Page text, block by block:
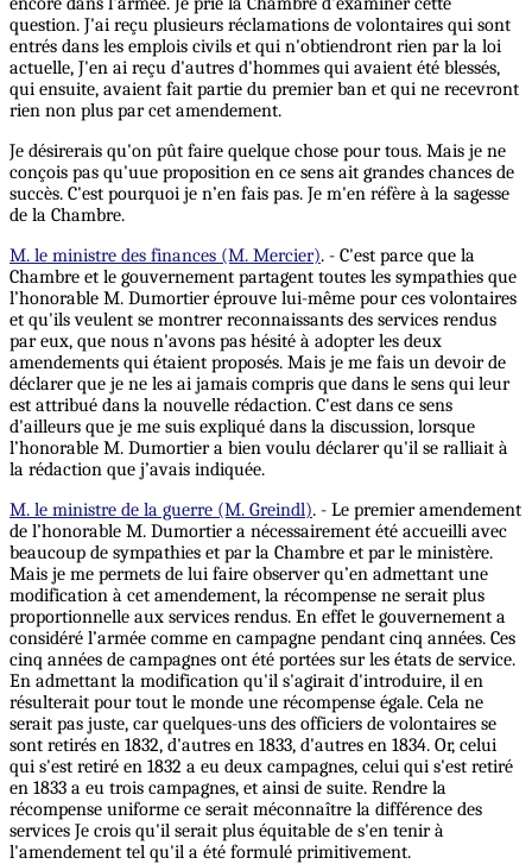
question. J'ai reçu plusieurs réclamations de volontaires qui sont
entrés dans les emplois civils et qui n'obtiendront rien par la loi
actuelle, J'en ai reçu d'autres d'hommes qui avaient été blessés,
qui ensuite, avaient fait partie du premier ban et qui ne recevront
rien non plus par cet amendement.
Je désirerais qu'on pût faire quelque chose pour tous. Mais je ne
conçois pas qu'uue proposition en ce sens ait grandes chances de
succès. C'est pourquoi je n’en fais pas. Je m'en réfère à la sagesse
de la Chambre.
M. le ministre des finances (M. Mercier). - C'est parce que la
Chambre et le gouvernement partagent toutes les sympathies que
l’honorable M. Dumortier éprouve lui-même pour ces volontaires
et qu'ils veulent se montrer reconnaissants des services rendus
par eux, que nous n'avons pas hésité à adopter les deux
amendements qui étaient proposés. Mais je me fais un devoir de
déclarer que je ne les ai jamais compris que dans le sens qui leur
est attribué dans la nouvelle rédaction. C'est dans ce sens
d'ailleurs que je me suis expliqué dans la discussion, lorsque
l’honorable M. Dumortier a bien voulu déclarer qu'il se ralliait à
la rédaction que j’avais indiquée.
M. le ministre de la guerre (M. Greindl). - Le premier amendement
de l’honorable M. Dumortier a nécessairement été accueilli avec
beaucoup de sympathies et par la Chambre et par le ministère.
Mais je me permets de lui faire observer qu’en admettant une
modification à cet amendement, la récompense ne serait plus
proportionnelle aux services rendus. En effet le gouvernement a
considéré l’armée comme en campagne pendant cinq années. Ces
cinq années de campagnes ont été portées sur les états de service.
En admettant la modification qu'il s'agirait d'introduire, il en
résulterait pour tout le monde une récompense égale. Cela ne
serait pas juste, car quelques-uns des officiers de volontaires se
sont retirés en 1832, d'autres en 1833, d'autres en 1834. Or, celui
qui s'est retiré en 1832 a eu deux campagnes, celui qui s'est retiré
en 1833 a eu trois campagnes, et ainsi de suite. Rendre la
récompense uniforme ce serait méconnaître la différence des
services Je crois qu'il serait plus équitable de s'en tenir à
l'amendement tel qu'il a été formulé primitivement.